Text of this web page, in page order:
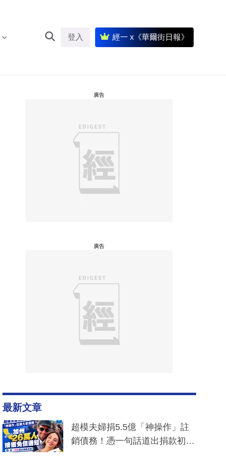
登入 經一 x《華爾街日報》
廣告
廣告
最新文章
超模夫婦捐5.5億「神操作」註
銷債務！憑一句話道出捐款初